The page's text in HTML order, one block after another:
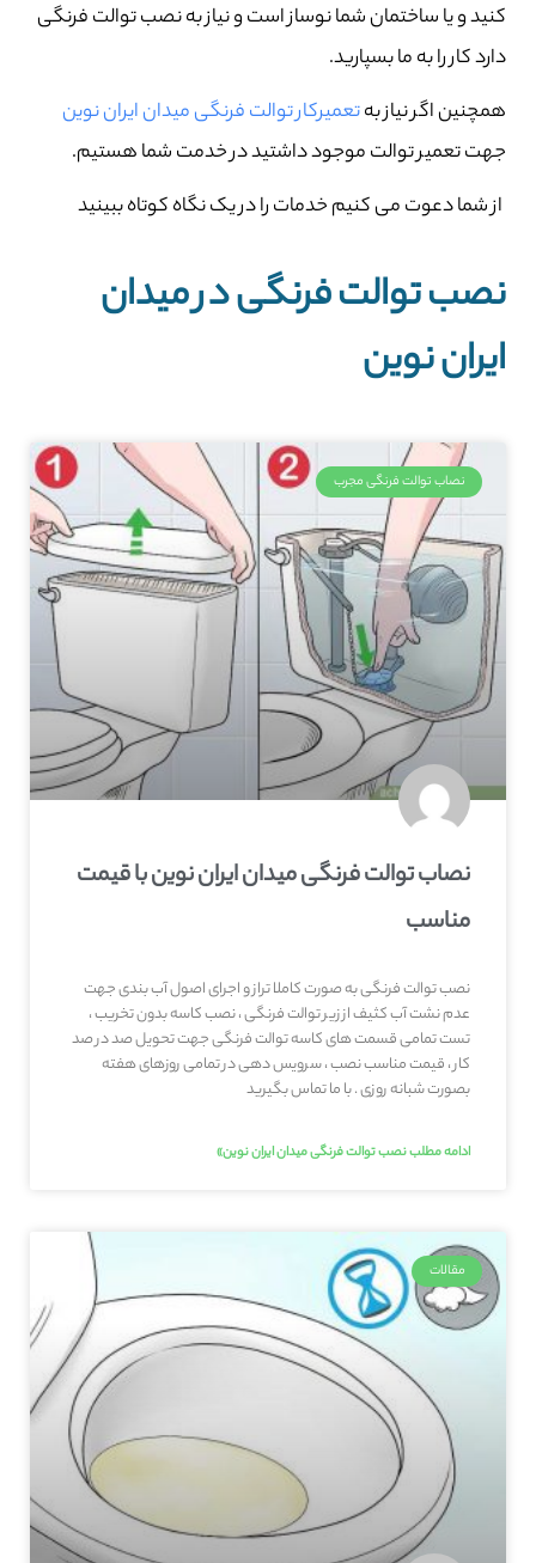
کنید و یا ساختمان شما نوساز است و نیاز به نصب توالت فرنگی
دارد کار را به ما بسپارید.
همچنین اگر نیاز بهتعمیرکار توالت فرنگی میدان ایران نوین
جهت تعمیر توالت موجود داشتید در خدمت شما هستیم.
از شما دعوت می کنیم خدمات را در یک نگاه کوتاه ببینید
نصب توالت فرنگی در میدان
ایران نوین
نصاب توالت فرنگی مجرب
نصاب توالت فرنگی میدان ایران نوین با قیمت
مناسب
نصب توالت فرنگی به صورت کاملا تراز و اجرای اصول آب بندی جهت
عدم نشت آب کثیف از زیر توالت فرنگی ، نصب کاسه بدون تخریب ،
تست تمامی قسمت های کاسه توالت فرنگی جهت تحویل صد در صد
کار ، قیمت مناسب نصب ، سرویس دهی در تمامی روزهای هفته
بصورت شبانه روزی . با ما تماس بگیرید
ادامه مطلب نصب توالت فرنگی میدان ایران نوین»
مقالات